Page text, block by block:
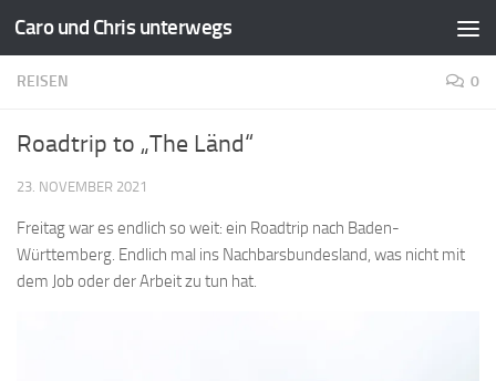
Zum Inhalt springen
Caro und Chris unterwegs
REISEN 0
Roadtrip to „The Länd“
23. NOVEMBER 2021
Freitag war es endlich so weit: ein Roadtrip nach Baden-
Württemberg. Endlich mal ins Nachbarsbundesland, was nicht mit
dem Job oder der Arbeit zu tun hat.